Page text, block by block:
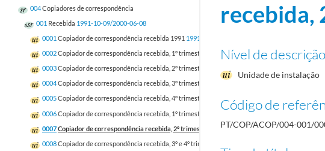
004Copiadores de correspondência
001 Recebida 1991-10-09/2000-06-08
0001 Copiador de correspondência recebida 1991 1991-10-09/1991-12-31
0002Copiador de correspondência recebida, 1º trimestre 1992
1992-01-02/1992-03-31
0003Copiador de correspondência recebida, 2º trimestre 1992
0004Copiador de correspondência recebida, 3º trimestre 1992
0005Copiador de correspondência recebida, 4º trimestre 1992
0006Copiador de correspondência recebida, 1º trimestre 1993
1993-01-04/1993-03-31
0007Copiador de correspondência recebida, 2º trimestre 1993
1993-04-01/1993-06-15
0008Copiador de correspondência recebida, 3º e 4º trimestre 1993
recebida,
Nível de descrição
Unidade de instalação
Código de
PT/COP/ACOP/004-001/